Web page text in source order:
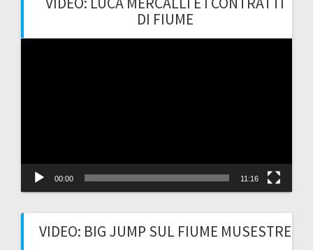
DI FIUME
00:00 11:16
VIDEO: BIG JUMP SUL FIUME MUSESTRE